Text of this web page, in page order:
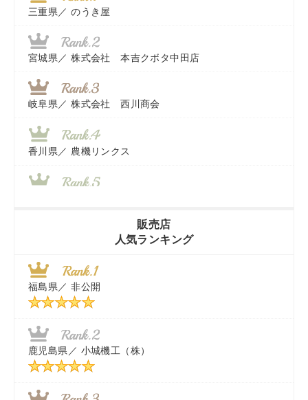
三重県／ のうき屋
宮城県／ 株式会社 本吉クボタ中田店
岐阜県／ 株式会社 西川商会
香川県／ 農機リンクス
近江商事合同会社：「茨城中古農建機販売」
千葉県／ 株式会社テクノ・タカ
福岡県／株式会社カドワキ機械（旧ナカガワ農機商会）
東京都／
販売店
人気ランキング
福島県／ 非公開
鹿児島県／ 小城機工（株）